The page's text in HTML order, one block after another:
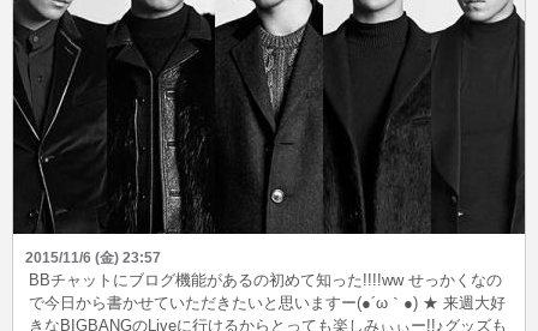
2015/11/6 (金) 23:57
BBチャットにブログ機能があるの初めて知った!!!!ww せっかくなの
で今日から書かせていただきたいと思いますー(●´ω｀●) ★ 来週大好
きなBIGBANGのLiveに行けるからとっても楽しみぃぃー!!♪グッズも